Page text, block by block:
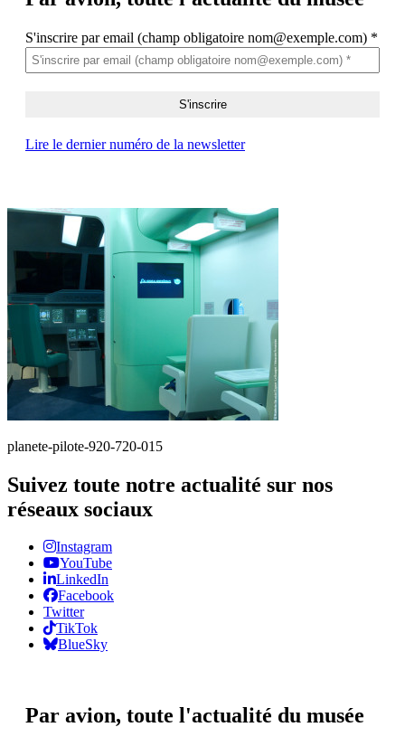
S'inscrire par email (champ obligatoire nom@exemple.com) *
Lire le dernier numéro de la newsletter
planete-pilote-920-720-015
Suivez toute notre actualité sur nos
réseaux sociaux
Instagram
YouTube
LinkedIn
Facebook
Twitter
TikTok
BlueSky
Par avion, toute l'actualité du musée